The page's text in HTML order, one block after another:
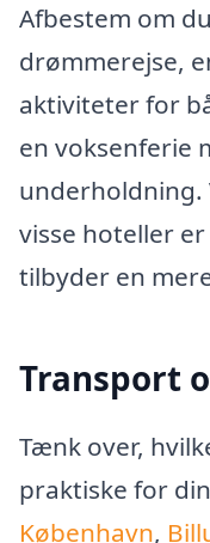
Afbestem om
drømmerejse,
aktiviteter for
en voksenferie
visse hoteller
tilbyder en
Transport
Tænk over,
praktiske for
København,